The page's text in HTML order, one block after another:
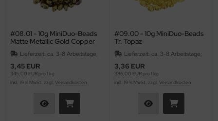
#08.01 - 10g MiniDuo-Beads
Matte Metallic Gold Copper
Iris
Lieferzeit: ca. 3-8 Arbeitstage;
3,45 EUR
345,00 EUR pro 1 kg
inkl. 19 % MwSt. zzgl. Versandkosten
#09.00 - 10g MiniDuo-Beads
Tr. Topaz
Lieferzeit: ca. 3-8 Arbeitstage;
3,36 EUR
336,00 EUR pro 1 kg
inkl. 19 % MwSt. zzgl. Versandkosten